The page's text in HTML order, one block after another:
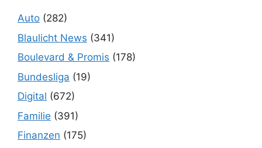
Auto (282)
Blaulicht News (341)
Boulevard & Promis (178)
Bundesliga (19)
Digital (672)
Familie (391)
Finanzen (175)